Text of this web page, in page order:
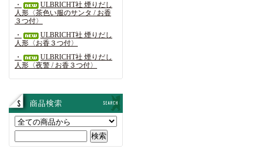
・
ULBRICHT社 煙りだし
人形〈茶色い服のサンタ / お香
３つ付〉
・
ULBRICHT社 煙りだし
人形〈お香３つ付〉
・
ULBRICHT社 煙りだし
人形〈夜警 / お香３つ付〉